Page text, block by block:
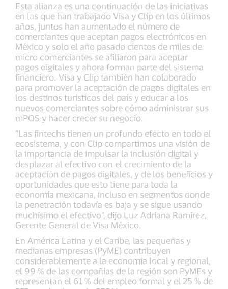
Esta alianza es una continuación de las iniciativas
en las que han trabajado Visa y Clip en los últimos
años, juntos han aumentado el número de
comerciantes que aceptan pagos electrónicos en
México y solo el año pasado cientos de miles de
micro comerciantes se afiliaron para aceptar
pagos digitales y ahora forman parte del sistema
financiero. Visa y Clip también han colaborado
para promover la aceptación de pagos digitales en
los destinos turísticos del país y educar a los
nuevos comerciantes sobre cómo administrar sus
mPOS y hacer crecer su negocio.
“Las fintechs tienen un profundo efecto en todo el
ecosistema, y con Clip compartimos una visión de
la importancia de impulsar la inclusión digital y
desplazar al efectivo con el crecimiento de la
aceptación de pagos digitales, y de los beneficios y
oportunidades que esto tiene para toda la
economía mexicana, incluso en segmentos donde
la penetración todavía es baja y se sigue usando
muchísimo el efectivo”, dijo Luz Adriana Ramírez,
Gerente General de Visa México.
En América Latina y el Caribe, las pequeñas y
medianas empresas (PyME) contribuyen
considerablemente a la economía local y regional,
el 99 % de las compañías de la región son PyMEs y
representan el 61 % del empleo formal y el 25 % de